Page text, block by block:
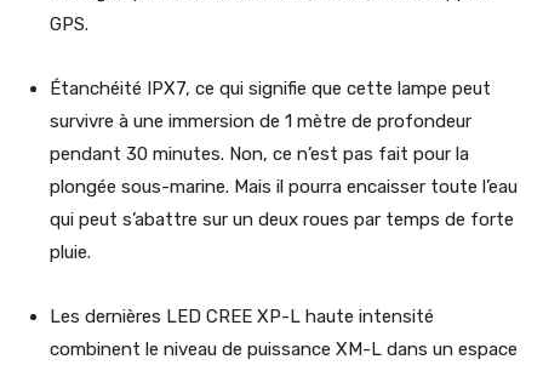
GPS.
Étanchéité IPX7, ce qui signifie que cette lampe peut
survivre à une immersion de 1 mètre de profondeur
pendant 30 minutes. Non, ce n’est pas fait pour la
plongée sous-marine. Mais il pourra encaisser toute l’eau
qui peut s’abattre sur un deux roues par temps de forte
pluie.
Les dernières LED CREE XP-L haute intensité
combinent le niveau de puissance XM-L dans un espace